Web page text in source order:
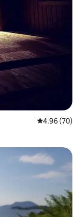
Calificación
4.96 (70)